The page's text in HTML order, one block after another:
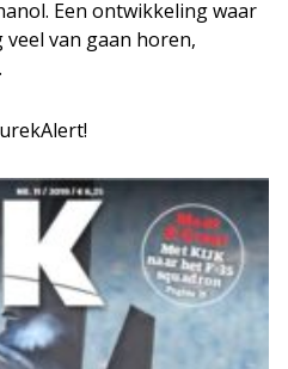
Een ontwikkeling waar
van gaan horen,